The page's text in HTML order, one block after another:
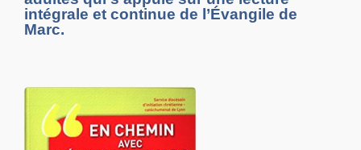
intégrale et continue de l’Évangile de
Marc.